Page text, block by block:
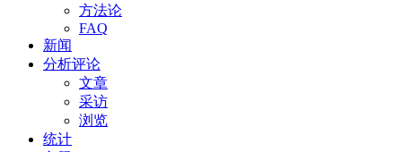
方法论
FAQ
新闻
分析评论
文章
采访
浏览
统计